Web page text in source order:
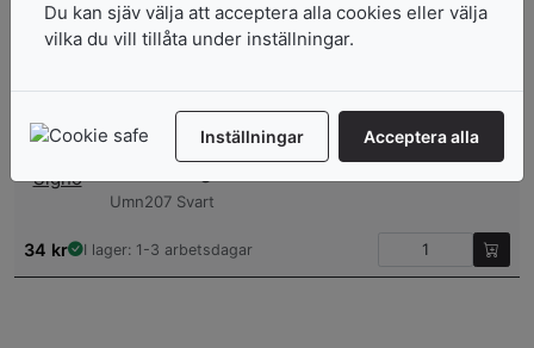
588kr 7-10 arbetsdagar
4 914 7-10 arbetsdagar
Umn207 Svart
34 kr I lager: 1-3 arbetsdagar
Du kan sjäv välja att acceptera alla cookies eller välja
vilka du vill tillåta under inställningar.
Inställningar Acceptera alla